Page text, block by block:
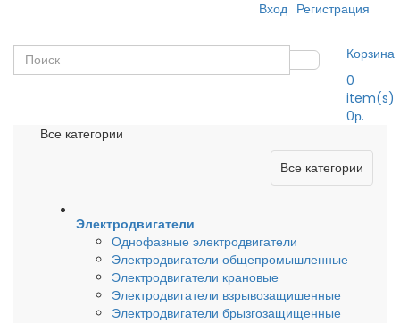
Вход Регистрация
Корзина
0
item(s)
0р.
Все категории
Все категории
Электродвигатели
Однофазные электродвигатели
Электродвигатели общепромышленные
Электродвигатели крановые
Электродвигатели взрывозащишенные
Электродвигатели брызгозащищенные